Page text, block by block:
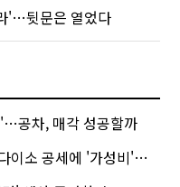
'…뒷문은 열었다
공차, 매각 성공할까
공세에 '가성비'로 맞불